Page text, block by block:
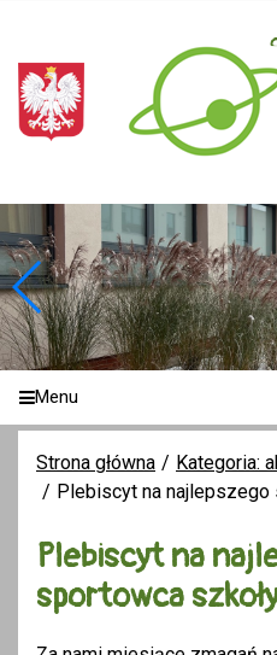
Menu
Strona główna
Kategoria:
Plebiscyt na najlepszego
Plebiscyt na
sportowca